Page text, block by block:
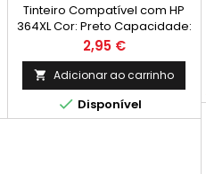
Tinteiro Compatível com HP
364XL Cor: Preto Capacidade:
18,6 ml Rendimento Médio: 550
Páginas*
Preço
2,95 €
 Adicionar ao carrinho
 Disponível